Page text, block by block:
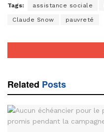
Tags: assistance sociale
Claude Snow pauvreté
Related Posts